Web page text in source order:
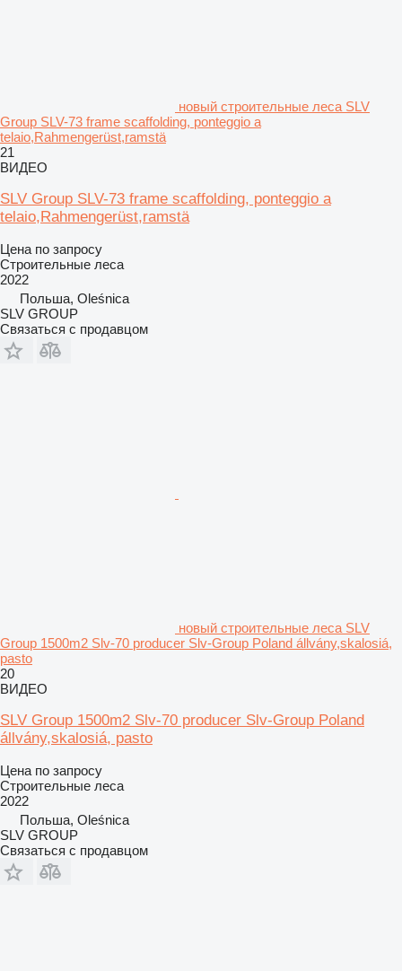
новый строительные леса SLV
Group SLV-73 frame scaffolding, ponteggio a
telaio,Rahmengerüst,ramstä
21
ВИДЕО
SLV Group SLV-73 frame scaffolding, ponteggio a
telaio,Rahmengerüst,ramstä
Цена по запросу
Строительные леса
2022
Польша, Oleśnica
SLV GROUP
Связаться с продавцом
новый строительные леса SLV
Group 1500m2 Slv-70 producer Slv-Group Poland állvány,skalosiá,
pasto
20
ВИДЕО
SLV Group 1500m2 Slv-70 producer Slv-Group Poland
állvány,skalosiá, pasto
Цена по запросу
Строительные леса
2022
Польша, Oleśnica
SLV GROUP
Связаться с продавцом